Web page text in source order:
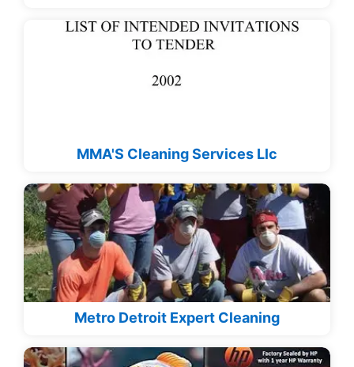
MMA'S Cleaning Services Llc
Metro Detroit Expert Cleaning